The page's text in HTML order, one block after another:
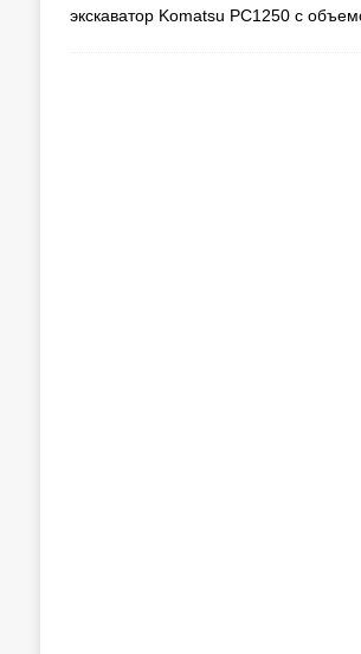
экскаватор Komatsu PC1250 c